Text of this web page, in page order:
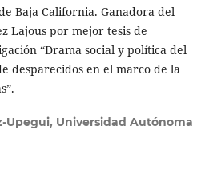
Baja California. Ganadora del
Lajous por mejor tesis de
“Drama social y política del
desparecidos en el marco de la
Upegui, Universidad Autónoma